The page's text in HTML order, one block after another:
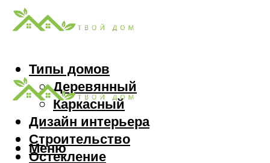
Типы домов
Деревянный
Каркасный
Дизайн интерьера
Строительство
Остекление
Меню